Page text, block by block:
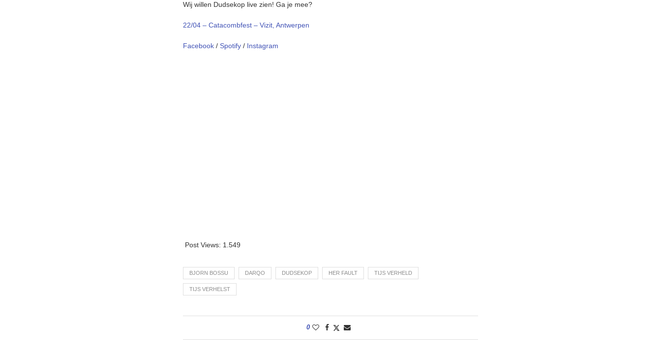
Wij willen Dudsekop live zien! Ga je mee?
22/04 – Catacombfest – Vizit, Antwerpen
Facebook / Spotify / Instagram
Post Views: 1.549
BJORN BOSSU DARQO DUDSEKOP HER FAULT TIJS VERHELD
TIJS VERHELST
0